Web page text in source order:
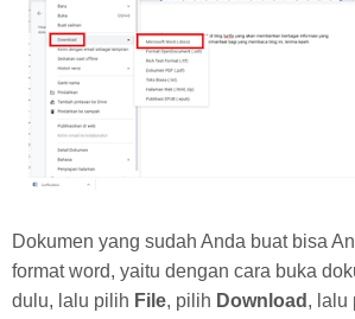
Dokumen yang sudah Anda buat bisa
format word, yaitu dengan cara buka
dulu, lalu pilih File, pilih Download , lalu